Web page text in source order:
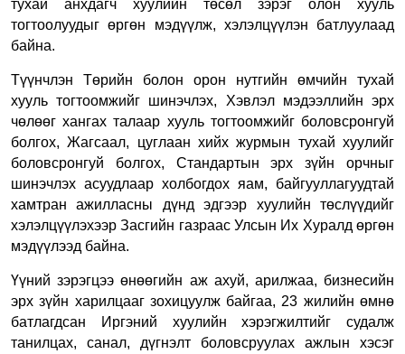
тухай анхдагч хуулийн төсөл зэрэг олон хууль
тогтоолуудыг өргөн мэдүүлж, хэлэлцүүлэн батлуулаад
байна.
Түүнчлэн Төрийн болон орон нутгийн өмчийн тухай
хууль тогтоомжийг шинэчлэх, Хэвлэл мэдээллийн эрх
чөлөөг хангах талаар хууль тогтоомжийг боловсронгуй
болгох, Жагсаал, цуглаан хийх журмын тухай хуулийг
боловсронгуй болгох, Стандартын эрх зүйн орчныг
шинэчлэх асуудлаар холбогдох яам, байгууллагуудтай
хамтран ажилласны дүнд эдгээр хуулийн төслүүдийг
хэлэлцүүлэхээр Засгийн газраас Улсын Их Хуралд өргөн
мэдүүлээд байна.
Үүний зэрэгцээ өнөөгийн аж ахуй, арилжаа, бизнесийн
эрх зүйн харилцааг зохицуулж байгаа, 23 жилийн өмнө
батлагдсан Иргэний хуулийн хэрэгжилтийг судалж
танилцах, санал, дүгнэлт боловсруулах ажлын хэсэг